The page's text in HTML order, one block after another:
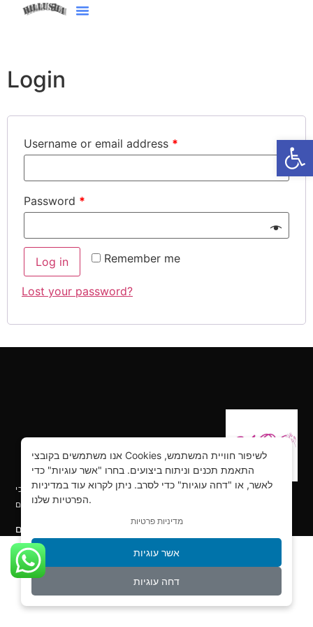
אנו משתמשים בקובצי Cookies לשיפור חוויית המשתמש,
התאמת תכנים וניתוח ביצועים. בחרו "אשר עוגיות" כדי
לאשר, או "דחה עוגיות" כדי לסרב. ניתן לקרוא עוד במדיניות
הפרטיות שלנו.
מדיניות פרטיות
אשר עוגיות
דחה עוגיות
Login
Username or email address *
Password *
Remember me
Log in
Lost your password?
הילושה ביוטי – קורסים והדרכות, יבוא ושיווק למקצועות היופי הכי
מתקדמים.
טראנדים חמים